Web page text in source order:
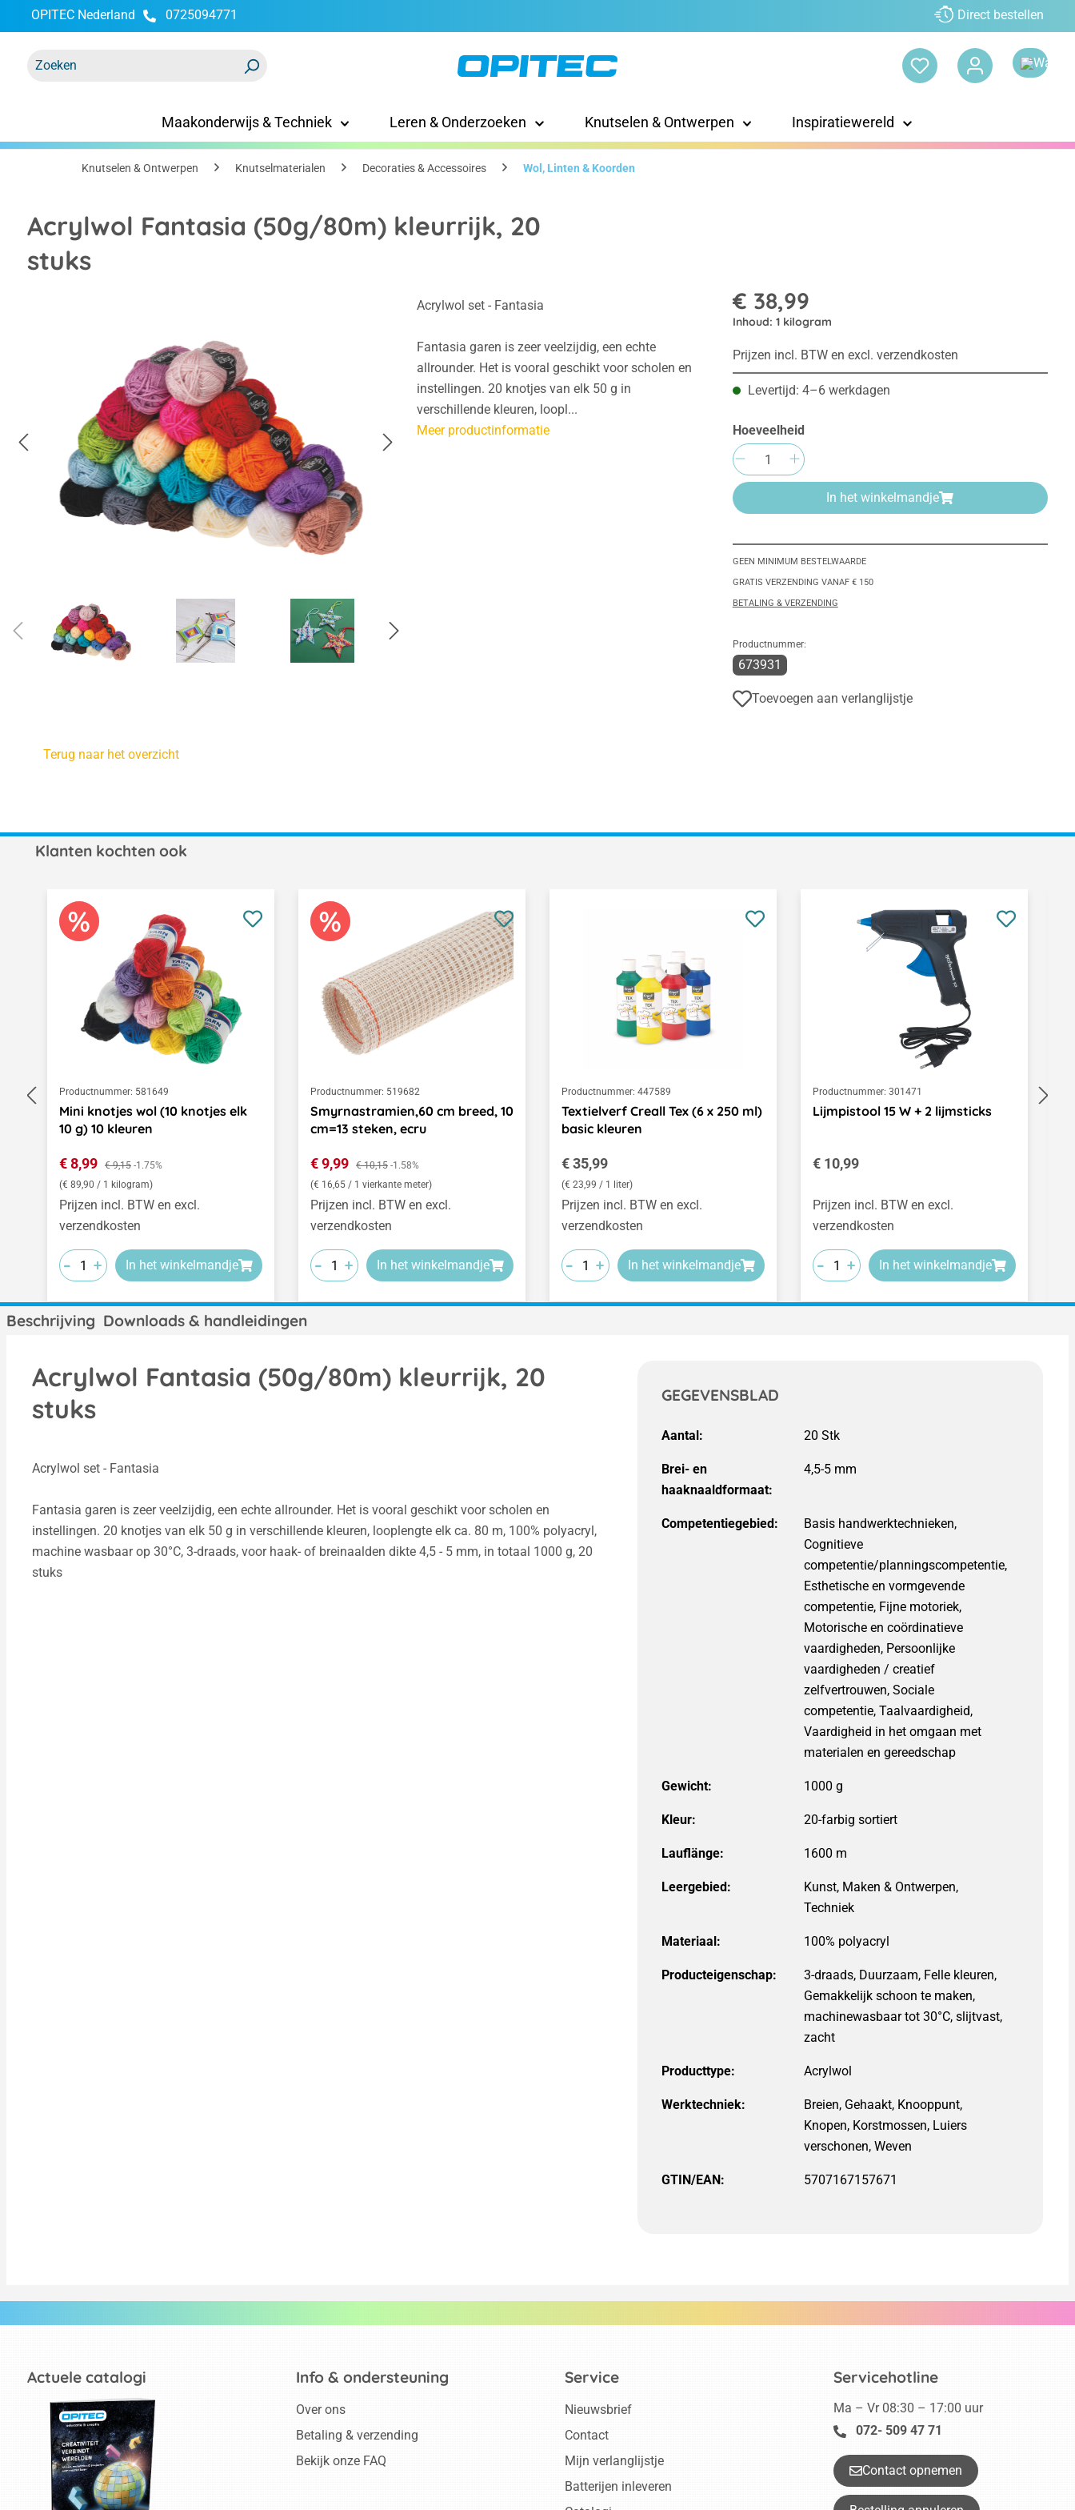
Ga naar de hoofdnavigatie
OPITEC Nederland 0725094771 Direct bestellen
Maakonderwijs & Techniek Leren & Onderzoeken Knutselen & Ontwerpen Inspiratiewereld
Knutselen & Ontwerpen Knutselmaterialen Decoraties & Accessoires Wol, Linten & Koorden
Acrylwol Fantasia (50g/80m) kleurrijk, 20
stuks
Acrylwol set - Fantasia
Fantasia garen is zeer veelzijdig, een echte
allrounder. Het is vooral geschikt voor scholen en
instellingen. 20 knotjes van elk 50 g in
verschillende kleuren, loopl...
Meer productinformatie
€ 38,99
Inhoud: 1 kilogram
Prijzen incl. BTW en excl. verzendkosten
Levertijd: 4–6 werkdagen
Hoeveelheid
Producthoeveelheid: Voer de
In het winkelmandje
GEEN MINIMUM BESTELWAARDE
GRATIS VERZENDING VANAF € 150
BETALING & VERZENDING
Productnummer:
673931
Toevoegen aan verlanglijstje
Terug naar het overzicht
Klanten kochten ook
Productgalerij overslaan
Productnummer: 581649
Mini knotjes wol (10 knotjes elk
10 g) 10 kleuren
Verkoopprijs:
€ 8,99 Normale prijs:
€ 9,15 -1.75%
(€ 89,90 / 1 kilogram)
Prijzen incl. BTW en excl.
verzendkosten
-
-
- +
+
+ In het winkelmandje
Productnummer: 519682
Smyrnastramien,60 cm breed, 10
cm=13 steken, ecru
Verkoopprijs:
€ 9,99 Normale prijs:
€ 10,15 -1.58%
(€ 16,65 / 1 vierkante meter)
Prijzen incl. BTW en excl.
verzendkosten
-
-
- +
+
+ In het winkelmandje
Productnummer: 447589
Textielverf Creall Tex (6 x 250 ml)
basic kleuren
Normale prijs:
€ 35,99
(€ 23,99 / 1 liter)
Prijzen incl. BTW en excl.
verzendkosten
-
-
- +
+
+ In het winkelmandje
Productnummer: 301471
Lijmpistool 15 W + 2 lijmsticks
Normale prijs:
€ 10,99
Prijzen incl. BTW en excl.
verzendkosten
-
-
- +
+
+ In het winkelmandje
Beschrijving Downloads & handleidingen
Acrylwol Fantasia (50g/80m) kleurrijk, 20
stuks
Acrylwol set - Fantasia
Fantasia garen is zeer veelzijdig, een echte allrounder. Het is vooral geschikt voor scholen en
instellingen. 20 knotjes van elk 50 g in verschillende kleuren, looplengte elk ca. 80 m, 100% polyacryl,
machine wasbaar op 30°C, 3-draads, voor haak- of breinaalden dikte 4,5 - 5 mm, in totaal 1000 g, 20
stuks
GEGEVENSBLAD
Aantal:
Brei- en
haaknaaldformaat:
4,5-5 mm
Competentiegebied:
Basis handwerktechnieken,
Cognitieve
competentie/planningscompetentie,
Esthetische en vormgevende
competentie, Fijne motoriek,
Motorische en coördinatieve
vaardigheden, Persoonlijke
vaardigheden / creatief
zelfvertrouwen, Sociale
competentie, Taalvaardigheid,
Vaardigheid in het omgaan met
materialen en gereedschap
Gewicht: 1000 g
Kleur:
Lauflänge: 1600 m
Leergebied:
Kunst, Maken & Ontwerpen,
Techniek
Materiaal:
Producteigenschap:
3-draads, Duurzaam, Felle kleuren,
Gemakkelijk schoon te maken,
machinewasbaar tot 30°C, slijtvast,
zacht
Producttype:
Werktechniek:
Breien, Gehaakt, Knooppunt,
Knopen, Korstmossen, Luiers
verschonen, Weven
GTIN/EAN: 5707167157671
Actuele catalogi Servicehotline
Ma – Vr 08:30 – 17:00 uur
072- 509 47 71
Contact opnemen
Info & ondersteuning
Over ons
Betaling & verzending
Bekijk onze FAQ
Service
Nieuwsbrief
Contact
Mijn verlanglijstje
Batterijen inleveren